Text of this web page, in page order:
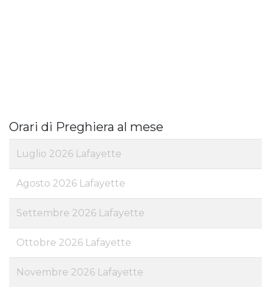
Orari di Preghiera al mese
Luglio 2026 Lafayette
Agosto 2026 Lafayette
Settembre 2026 Lafayette
Ottobre 2026 Lafayette
Novembre 2026 Lafayette